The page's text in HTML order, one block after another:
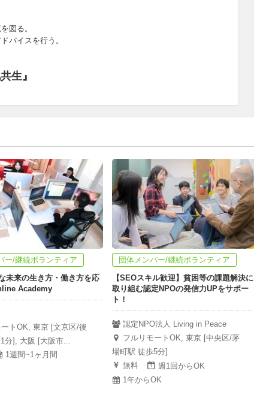
図る。
バイスを行う。
生』
ー/継続ボランティア
未来の生き方・働き方を応
Academy
トOK, 東京 [文京区/後
分], 大阪 [大阪市...
1週間~1ヶ月間
団体メンバー/継続ボランティア
【SEOスキル歓迎】貧困等の課題解決に
取り組む認定NPOの発信力UPをサポー
ト！
認定NPO法人 Living in Peace
フルリモートOK, 東京 [中央区/茅
場町駅 徒歩5分]
無料
週1回からOK
1年からOK